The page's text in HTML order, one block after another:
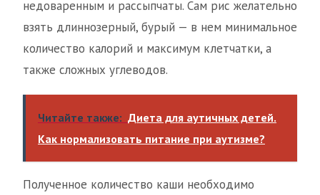
недоваренным и рассыпчаты. Сам рис желательно
взять длиннозерный, бурый — в нем минимальное
количество калорий и максимум клетчатки, а
также сложных углеводов.
Читайте также: Диета для аутичных детей.
Как нормализовать питание при аутизме?
Полученное количество каши необходимо